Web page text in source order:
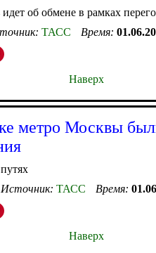
об обмене в рамках
ТАСС Время:
Наверх
метро Москвы
Источник: ТАСС Время:
Наверх